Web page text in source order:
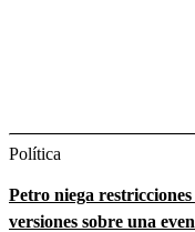
Política
Petro niega
versiones sobre una